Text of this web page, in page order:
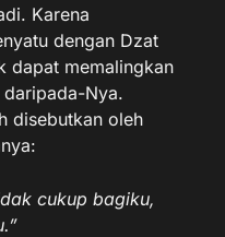
Karena
dengan Dzat
dapat memalingkan
daripada-Nya.
disebutkan oleh
cukup bagiku,